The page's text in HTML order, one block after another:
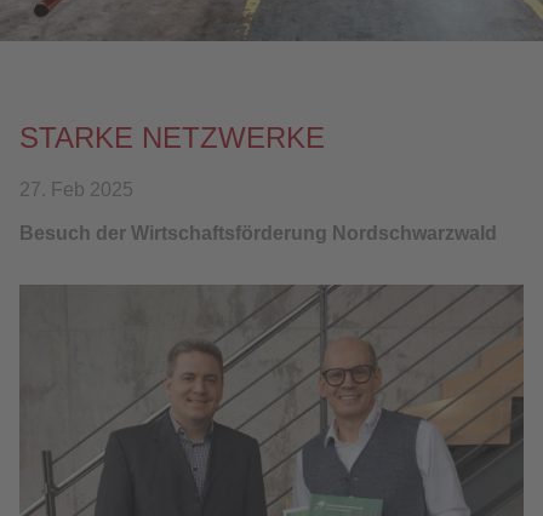
STARKE NETZWERKE
27. Feb 2025
Besuch der Wirtschaftsförderung Nordschwarzwald